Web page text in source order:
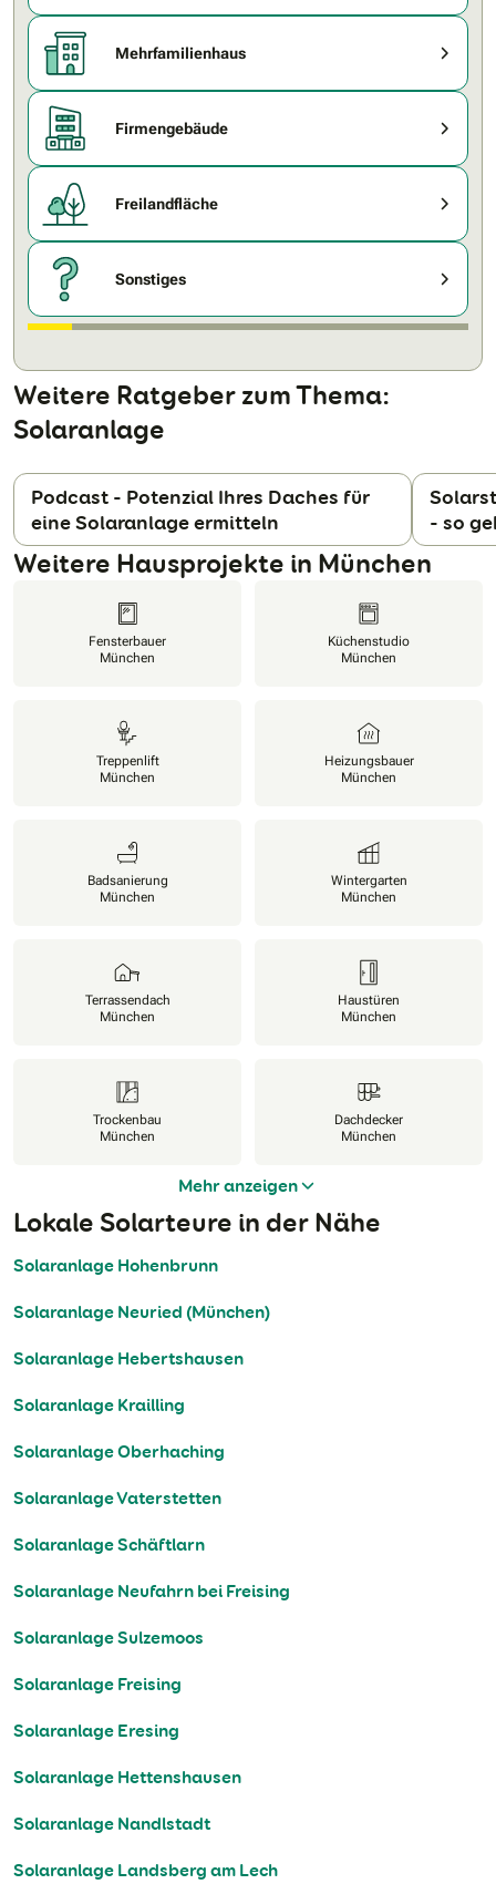
Mehrfamilienhaus
Firmengebäude
Freilandfläche
Sonstiges
Weitere Ratgeber zum Thema:
Solaranlage
Podcast - Potenzial Ihres Daches für
eine Solaranlage ermitteln
- so
Weitere Hausprojekte in München
Fensterbauer
München
Küchenstudio
München
Treppenlift
München
Heizungsbauer
München
Badsanierung
München
Wintergarten
München
Terrassendach
München
Haustüren
München
Trockenbau
München
Dachdecker
München
Mehr anzeigen
Lokale Solarteure in der Nähe
Solaranlage Hohenbrunn
Solaranlage Neuried (München)
Solaranlage Hebertshausen
Solaranlage Krailling
Solaranlage Oberhaching
Solaranlage Vaterstetten
Solaranlage Schäftlarn
Solaranlage Neufahrn bei Freising
Solaranlage Sulzemoos
Solaranlage Freising
Solaranlage Eresing
Solaranlage Hettenshausen
Solaranlage Nandlstadt
Solaranlage Landsberg am Lech